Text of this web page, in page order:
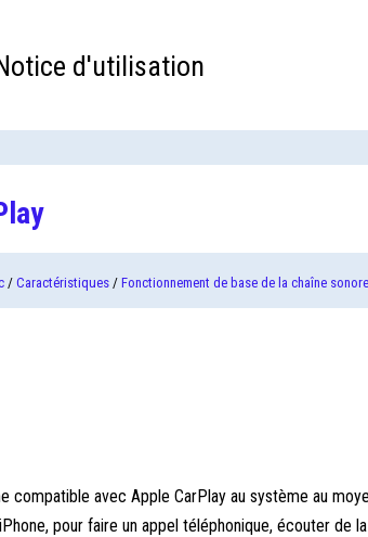
d'utilisation
/ Caractéristiques / Fonctionnement de base de la chaîne sonore
compatible avec Apple CarPlay au système au
pour faire un appel téléphonique, écouter de